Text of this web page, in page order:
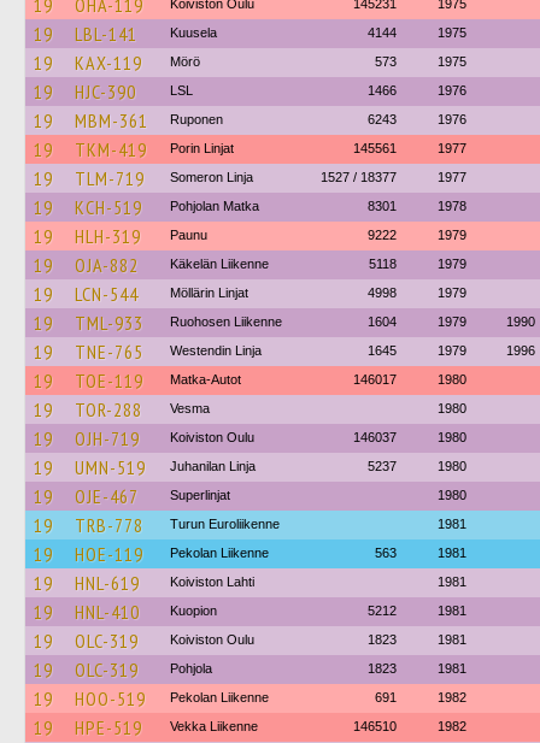
19 OHA-119 Koiviston Oulu 145231 1975
19 LBL-141 Kuusela 4144 1975
19 KAX-119 Mörö 573 1975
19 HJC-390 LSL 1466 1976
19 MBM-361 Ruponen 6243 1976
19 TKM-419 Porin Linjat 145561 1977
19 TLM-719 Someron Linja 1527 / 18377 1977
19 KCH-519 Pohjolan Matka 8301 1978
19 HLH-319 Paunu 9222 1979
19 OJA-882 Käkelän Liikenne 5118 1979
19 LCN-544 Möllärin Linjat 4998 1979
19 TML-933 Ruohosen Liikenne 1604 1979 1990
19 TNE-765 Westendin Linja 1645 1979 1996
19 TOE-119 Matka-Autot 146017 1980
19 TOR-288 Vesma 1980
19 OJH-719 Koiviston Oulu 146037 1980
19 UMN-519 Juhanilan Linja 5237 1980
19 OJE-467 Superlinjat 1980
19 TRB-778 Turun Euroliikenne 1981
19 HOE-119 Pekolan Liikenne 563 1981
19 HNL-619 Koiviston Lahti 1981
19 HNL-410 Kuopion 5212 1981
19 OLC-319 Koiviston Oulu 1823 1981
19 OLC-319 Pohjola 1823 1981
19 HOO-519 Pekolan Liikenne 691 1982
19 HPE-519 Vekka Liikenne 146510 1982